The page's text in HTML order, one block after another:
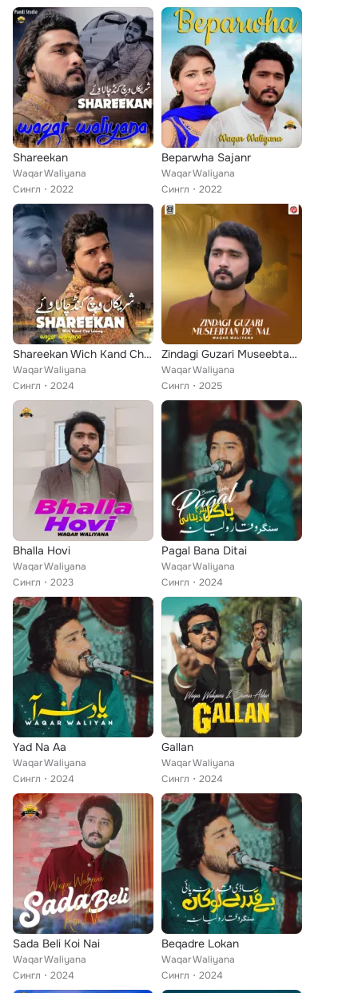
Shareekan
Waqar Waliyana
Сингл
2022
Beparwha Sajanr
Waqar Waliyana
Сингл
2022
Shareekan Wich Kand Cha Laway
Waqar Waliyana
Сингл
2024
Zindagi Guzari Museebtan De Nal
Waqar Waliyana
Сингл
2025
Bhalla Hovi
Waqar Waliyana
Сингл
2023
Pagal Bana Ditai
Waqar Waliyana
Сингл
2024
Yad Na Aa
Waqar Waliyana
Сингл
2024
Gallan
Waqar Waliyana
Сингл
2024
Sada Beli Koi Nai
Waqar Waliyana
Сингл
2024
Beqadre Lokan
Waqar Waliyana
Сингл
2024